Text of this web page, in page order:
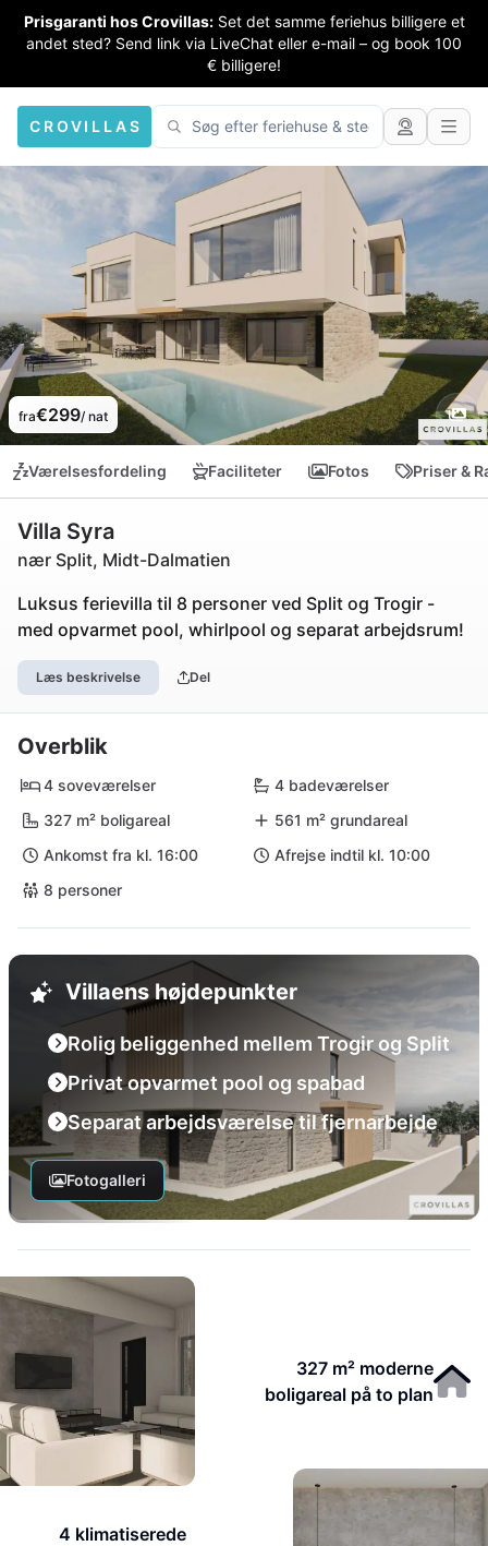
Prisgaranti hos Crovillas: Set det samme feriehus billigere et
andet sted? Send link via LiveChat eller e-mail – og book 100
€ billigere!
CROVILLAS
fra€299/ nat
Værelsesfordeling Faciliteter Fotos Priser &
Villa Syra
nær Split, Midt-Dalmatien
Luksus ferievilla til 8 personer ved Split og Trogir -
med opvarmet pool, whirlpool og separat arbejdsrum!
Læs beskrivelse Del
Overblik
4 soveværelser
4 badeværelser
327 m² boligareal
561 m² grundareal
Ankomst fra kl. 16:00
Afrejse indtil kl. 10:00
8 personer
Villaens højdepunkter
Rolig beliggenhed mellem Trogir og Split
Privat opvarmet pool og spabad
Separat arbejdsværelse til fjernarbejde
Fotogalleri
327 m² moderne
boligareal på to plan
4 klimatiserede